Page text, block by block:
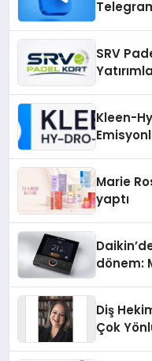
SRV
Kleen-
Marie
yaptı
dönem:
Diş
Çok